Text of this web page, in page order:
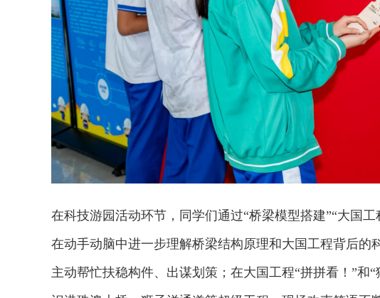
在科技游园活动环节，同学们通过“桥梁模型搭建”“大国工
在动手动脑中进一步理解桥梁结构原理和大国工程背后的
主动帮忙扶稳构件、出谋划策；在大国工程“拼拼看！”和